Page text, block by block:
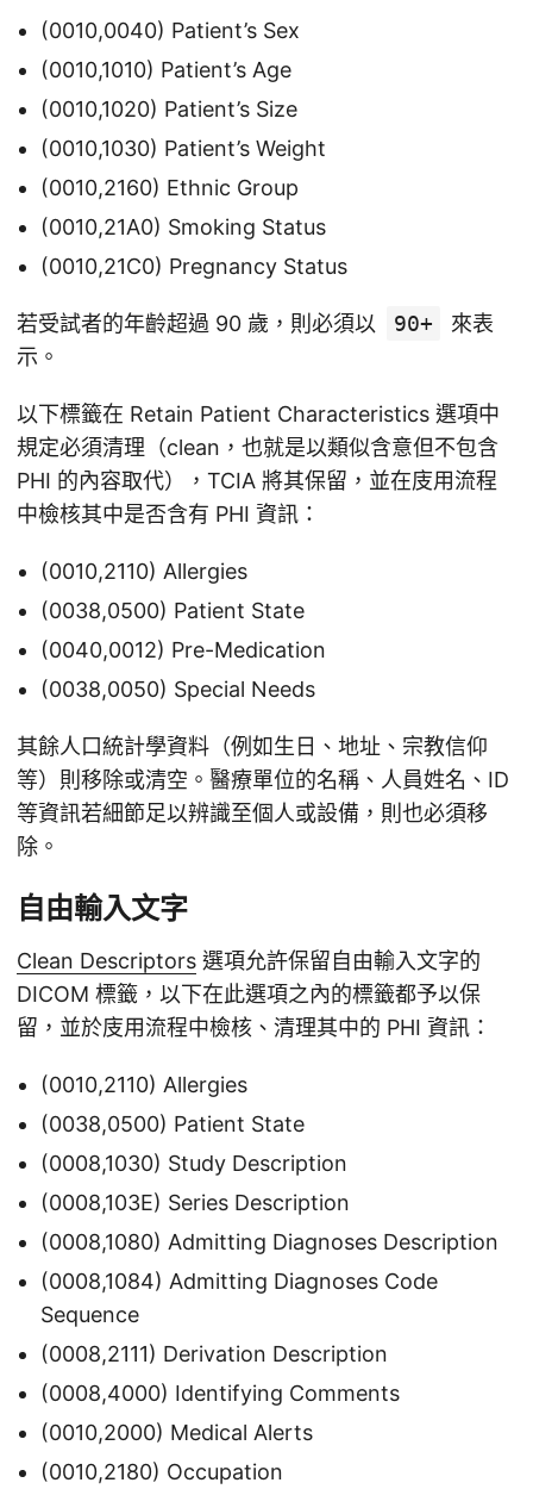
(0010,0040) Patient’s Sex
(0010,1010) Patient’s Age
(0010,1020) Patient’s Size
(0010,1030) Patient’s Weight
(0010,2160) Ethnic Group
(0010,21A0) Smoking Status
(0010,21C0) Pregnancy Status
若受試者的年齡超過 90 歲，則必須以 90+
來表
示。
以下標籤在 Retain Patient Characteristics 選項中
規定必須清理（clean，也就是以類似含意但不包含
PHI 的內容取代），TCIA 將其保留，並在庋用流程
中檢核其中是否含有 PHI 資訊：
(0010,2110) Allergies
(0038,0500) Patient State
(0040,0012) Pre-Medication
(0038,0050) Special Needs
其餘人口統計學資料（例如生日、地址、宗教信仰
等）則移除或清空。醫療單位的名稱、人員姓名、ID
等資訊若細節足以辨識至個人或設備，則也必須移
除。
自由輸入文字
Clean Descriptors 選項允許保留自由輸入文字的
DICOM 標籤，以下在此選項之內的標籤都予以保
留，並於庋用流程中檢核、清理其中的 PHI 資訊：
(0010,2110) Allergies
(0038,0500) Patient State
(0008,1030) Study Description
(0008,103E) Series Description
(0008,1080) Admitting Diagnoses Description
(0008,1084) Admitting Diagnoses Code
Sequence
(0008,2111) Derivation Description
(0008,4000) Identifying Comments
(0010,2000) Medical Alerts
(0010,2180) Occupation